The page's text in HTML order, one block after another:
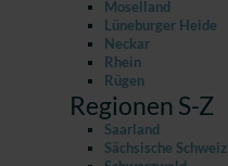
Moselland
Lüneburger Heide
Neckar
Rhein
Rügen
Regionen S-Z
Saarland
Sächsische Schweiz